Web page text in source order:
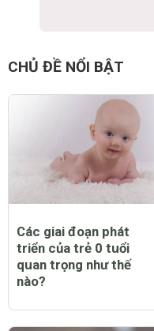
CHỦ ĐỀ NỔI BẬT
Các giai đoạn phát
triển của trẻ 0 tuổi
quan trọng như thế
nào?